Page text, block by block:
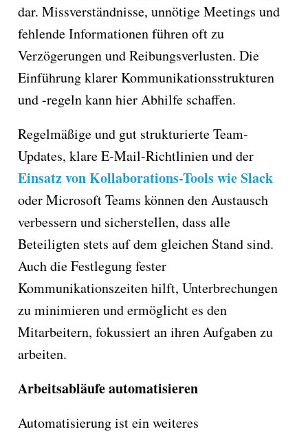
dar. Missverständnisse, unnötige Meetings und
fehlende Informationen führen oft zu
Verzögerungen und Reibungsverlusten. Die
Einführung klarer Kommunikationsstrukturen
und -regeln kann hier Abhilfe schaffen.
Regelmäßige und gut strukturierte Team-
Updates, klare E-Mail-Richtlinien und der
Einsatz von Kollaborations-Tools wie Slack
oder Microsoft Teams können den Austausch
verbessern und sicherstellen, dass alle
Beteiligten stets auf dem gleichen Stand sind.
Auch die Festlegung fester
Kommunikationszeiten hilft, Unterbrechungen
zu minimieren und ermöglicht es den
Mitarbeitern, fokussiert an ihren Aufgaben zu
arbeiten.
Arbeitsabläufe automatisieren
Automatisierung ist ein weiteres